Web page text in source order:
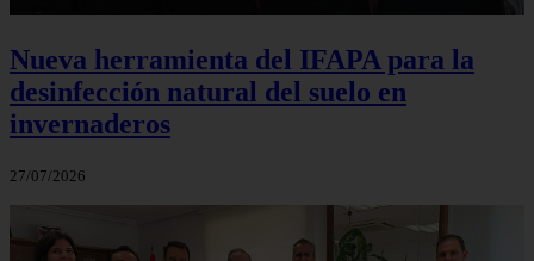
Nueva herramienta del IFAPA para la
desinfección natural del suelo en
invernaderos
27/07/2026